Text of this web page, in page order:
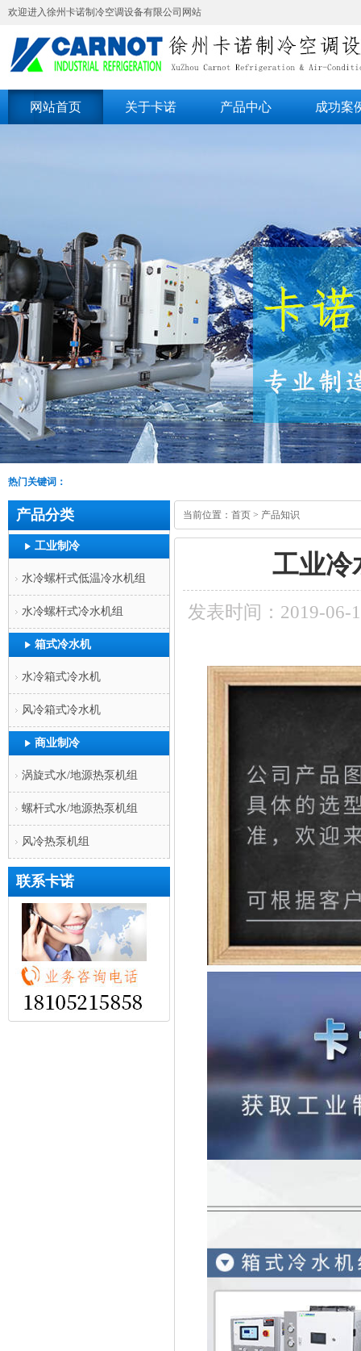
欢迎进入徐州卡诺制冷空调设备有限公司网站
网站首页 关于卡诺 产品中心 成功案
热门关键词：
产品分类
工业制冷
水冷螺杆式低温冷水机组
水冷螺杆式冷水机组
箱式冷水机
水冷箱式冷水机
风冷箱式冷水机
商业制冷
涡旋式水/地源热泵机组
螺杆式水/地源热泵机组
风冷热泵机组
联系卡诺
当前位置： 首页 > 产品知识
工业冷
发表时间：2019-06-